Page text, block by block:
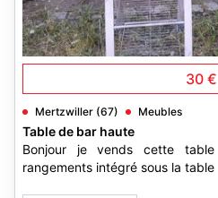
30 €
Mertzwiller (67) Meubles
Table de bar haute
Bonjour je vends cette
rangements intégré sous la table